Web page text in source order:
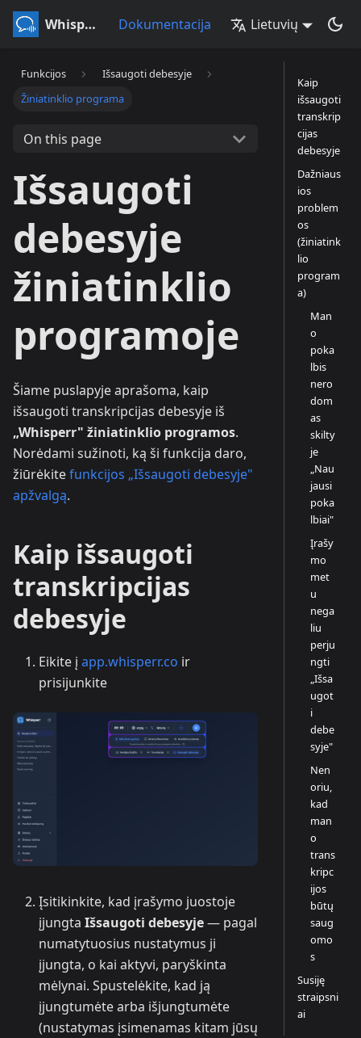
Whisperr Dokumentacija Lietuvių
Funkcijos
Išsaugoti debesyje
Žiniatinklio programa
On this page
Išsaugoti
debesyje
žiniatinklio
programoje
Šiame puslapyje aprašoma, kaip
išsaugoti transkripcijas debesyje iš
„Whisperr" žiniatinklio programos.
Norėdami sužinoti, ką ši funkcija daro,
žiūrėkitefunkcijos „Išsaugoti debesyje"
apžvalgą.
Kaip išsaugoti
transkripcijas
debesyje
Eikite į app.whisperr.co ir
prisijunkite
Įsitikinkite, kad įrašymo juostoje
įjungta Išsaugoti debesyje— pagal
numatytuosius nustatymus ji
įjungta, o kai aktyvi, paryškinta
mėlynai. Spustelėkite, kad ją
įjungtumėte arba išjungtumėte
(nustatymas įsimenamas kitam jūsų
Kaip
išsaugoti
transkrip
cijas
debesyje
Dažniaus
ios
problem
os
(žiniatink
lio
program
a)
Man
o
poka
lbis
nero
dom
as
skilty
je
„Nau
jausi
poka
lbiai"
Įrašy
mo
met
u
nega
liu
perju
ngti
„Išsa
ugot
i
debe
syje"
Nen
oriu,
kad
man
o
trans
kripc
ijos
būtų
saug
omo
s
Susiję
straipsni
ai